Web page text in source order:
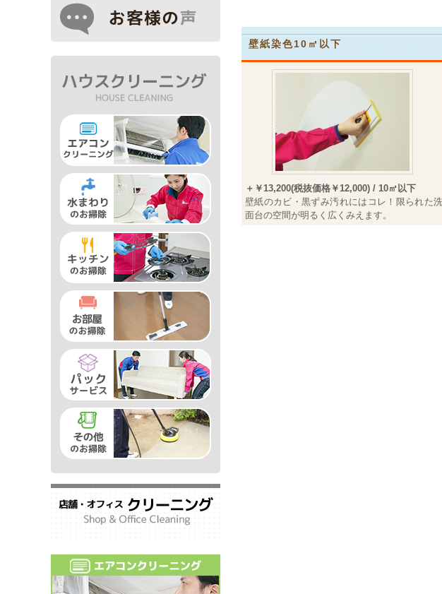
壁紙染色10㎡以下
＋￥13,200(税抜価格￥12,000) / 10㎡以下
壁紙のカビ・黒ずみ汚れにはコレ！限られた洗
面台の空間が明るく広くみえます。